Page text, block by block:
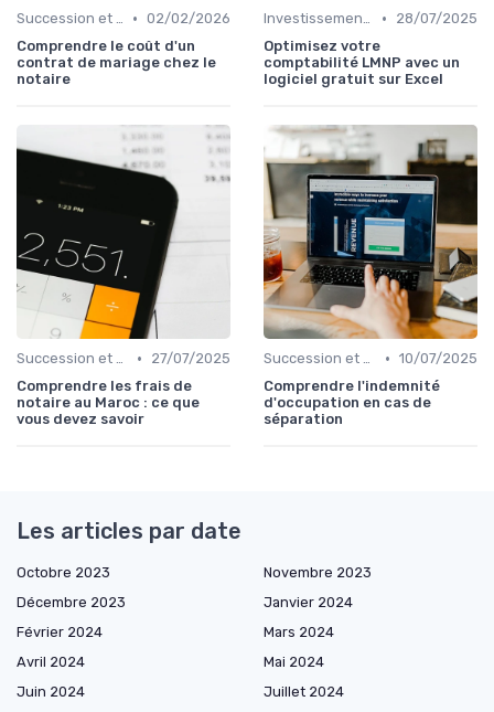
Succession et Transmission de Patrimoine • 02/02/2026
Comprendre le coût d'un
contrat de mariage chez le
notaire
Investissement Immobilier •
28/07/2025
Optimisez votre
comptabilité LMNP avec un
logiciel gratuit sur Excel
Succession et Transmission de Patrimoine •
27/07/2025
Comprendre les frais de
notaire au Maroc : ce que
vous devez savoir
Succession et Transmission de Patrimoine • 10/07/2025
Comprendre l'indemnité
d'occupation en cas de
séparation
Les articles par date
Octobre 2023
Novembre 2023
Décembre 2023
Janvier 2024
Février 2024
Mars 2024
Avril 2024
Mai 2024
Juin 2024
Juillet 2024